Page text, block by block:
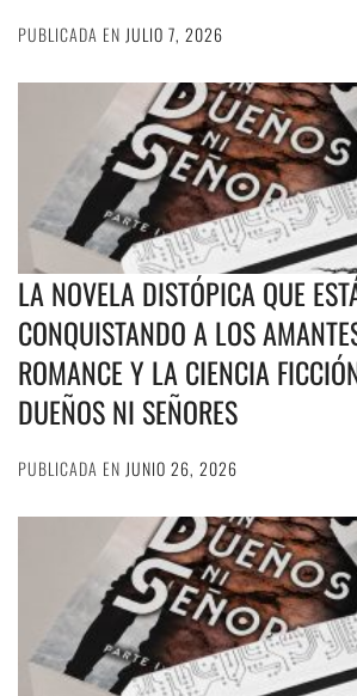
PUBLICADA EN JULIO 7, 2026
LA NOVELA DISTÓPICA QUE
CONQUISTANDO A LOS
ROMANCE Y LA CIENCIA
DUEÑOS NI SEÑORES
PUBLICADA EN JUNIO 26, 2026